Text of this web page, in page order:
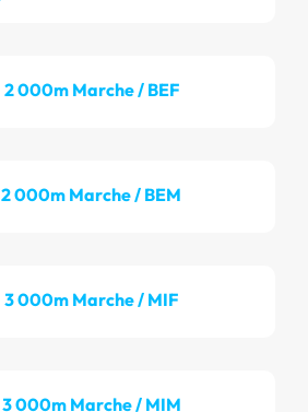
2 000m Marche / BEF
2 000m Marche / BEM
3 000m Marche / MIF
3 000m Marche / MIM